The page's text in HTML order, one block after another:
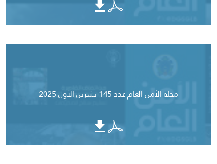
مجلة الأمن العام عدد 145 تشرين الأول 2025